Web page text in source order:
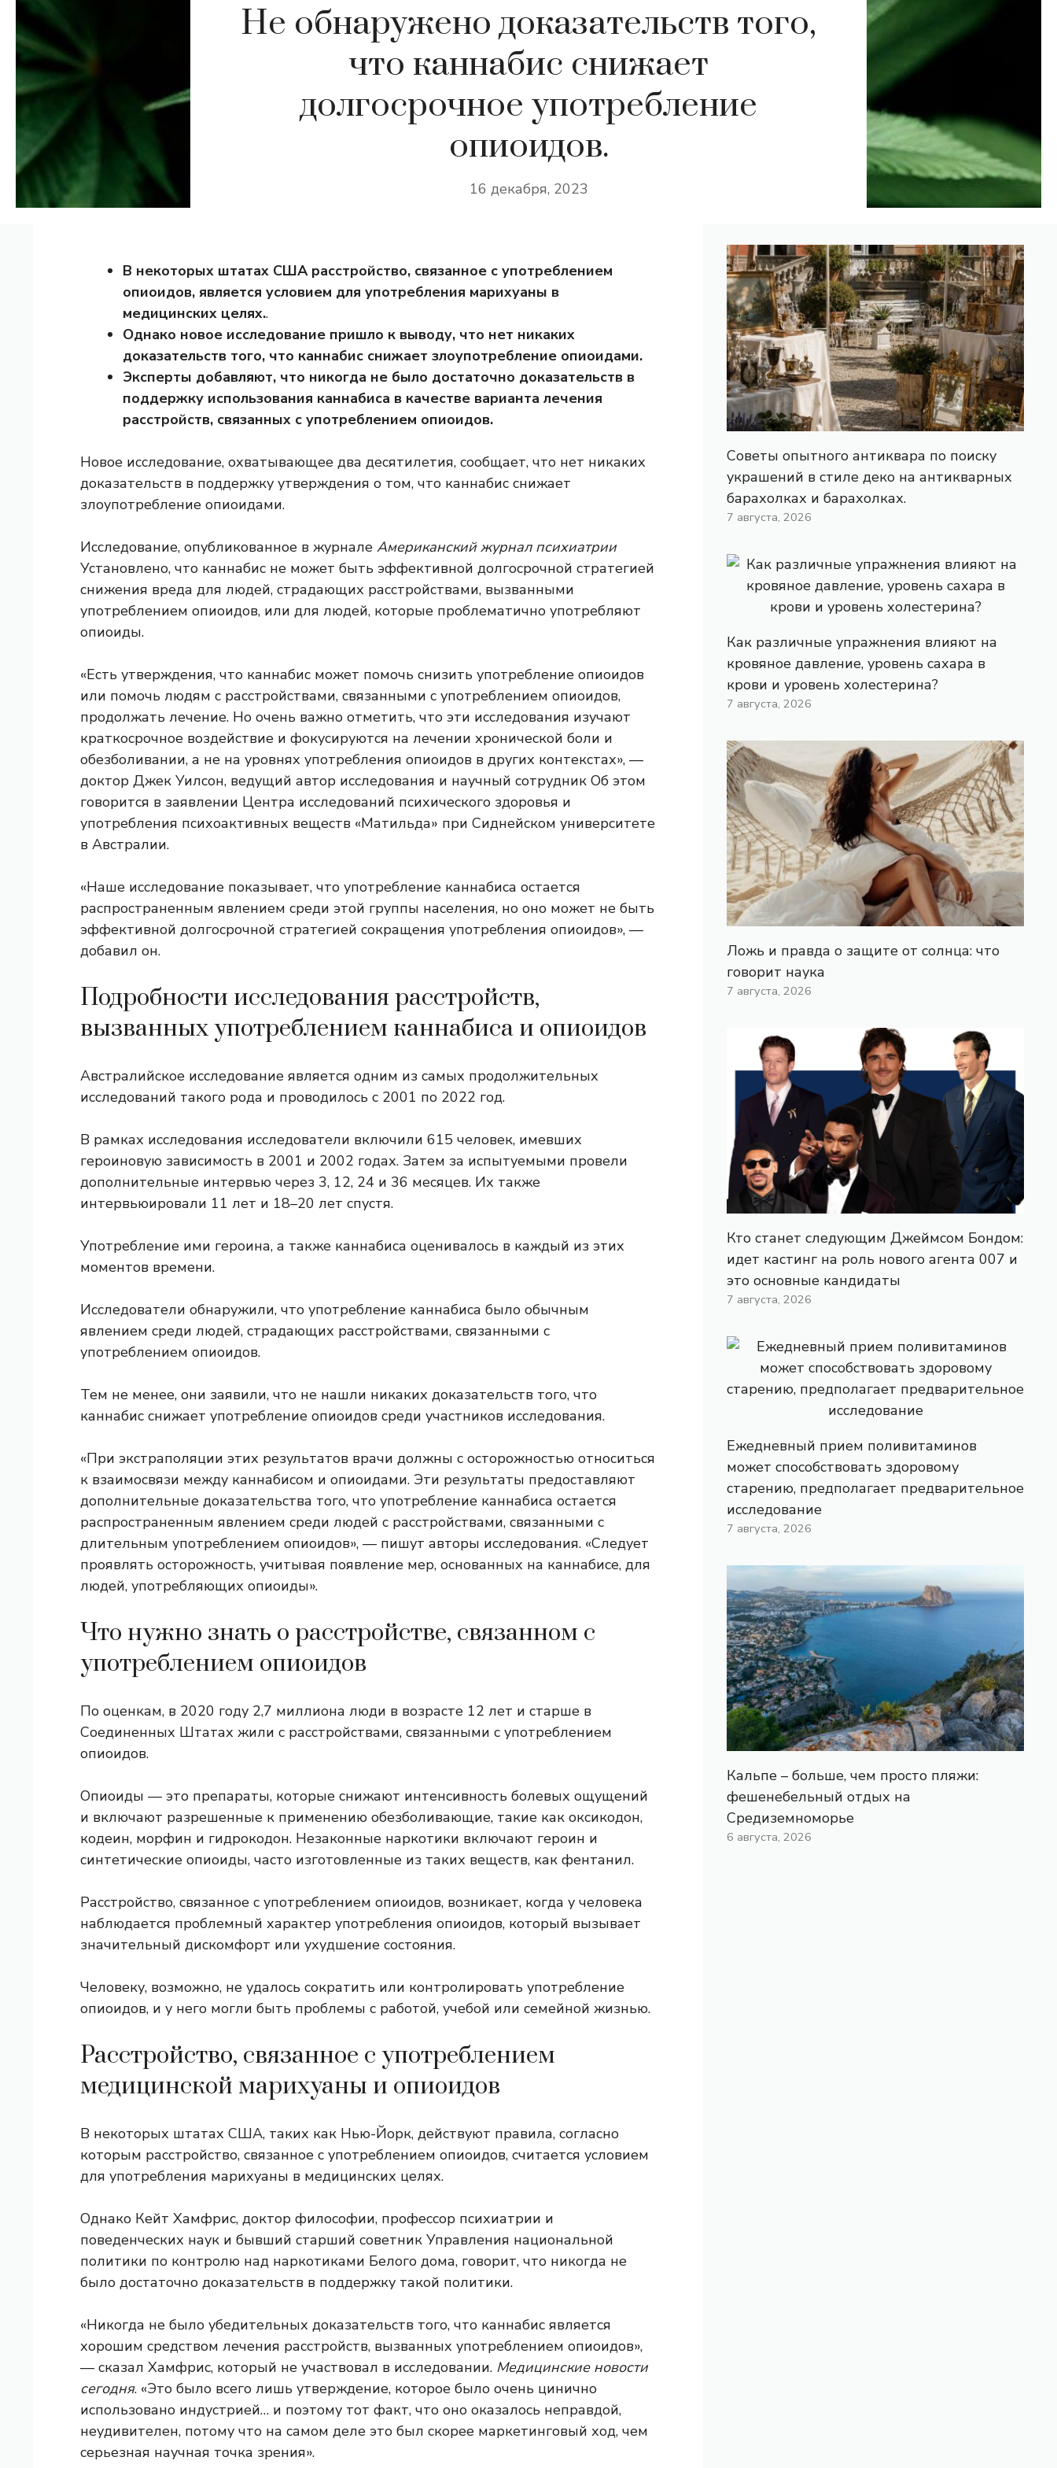
Не обнаружено доказательств того,
что каннабис снижает
долгосрочное употребление
опиоидов.
16 декабря, 2023
В некоторых штатах США расстройство, связанное с употреблением
опиоидов, является условием для употребления марихуаны в
медицинских целях..
Однако новое исследование пришло к выводу, что нет никаких
доказательств того, что каннабис снижает злоупотребление опиоидами.
Эксперты добавляют, что никогда не было достаточно доказательств в
поддержку использования каннабиса в качестве варианта лечения
расстройств, связанных с употреблением опиоидов.
Новое исследование, охватывающее два десятилетия, сообщает, что нет никаких
доказательств в поддержку утверждения о том, что каннабис снижает
злоупотребление опиоидами.
Исследование, опубликованное в журнале Американский журнал психиатрии
Установлено, что каннабис не может быть эффективной долгосрочной стратегией
снижения вреда для людей, страдающих расстройствами, вызванными
употреблением опиоидов, или для людей, которые проблематично употребляют
опиоиды.
«Есть утверждения, что каннабис может помочь снизить употребление опиоидов
или помочь людям с расстройствами, связанными с употреблением опиоидов,
продолжать лечение. Но очень важно отметить, что эти исследования изучают
краткосрочное воздействие и фокусируются на лечении хронической боли и
обезболивании, а не на уровнях употребления опиоидов в других контекстах», —
доктор Джек Уилсон, ведущий автор исследования и научный сотрудник Об этом
говорится в заявлении Центра исследований психического здоровья и
употребления психоактивных веществ «Матильда» при Сиднейском университете
в Австралии.
«Наше исследование показывает, что употребление каннабиса остается
распространенным явлением среди этой группы населения, но оно может не быть
эффективной долгосрочной стратегией сокращения употребления опиоидов», —
добавил он.
Подробности исследования расстройств,
вызванных употреблением каннабиса и опиоидов
Австралийское исследование является одним из самых продолжительных
исследований такого рода и проводилось с 2001 по 2022 год.
В рамках исследования исследователи включили 615 человек, имевших
героиновую зависимость в 2001 и 2002 годах. Затем за испытуемыми провели
дополнительные интервью через 3, 12, 24 и 36 месяцев. Их также
интервьюировали 11 лет и 18–20 лет спустя.
Употребление ими героина, а также каннабиса оценивалось в каждый из этих
моментов времени.
Исследователи обнаружили, что употребление каннабиса было обычным
явлением среди людей, страдающих расстройствами, связанными с
употреблением опиоидов.
Тем не менее, они заявили, что не нашли никаких доказательств того, что
каннабис снижает употребление опиоидов среди участников исследования.
«При экстраполяции этих результатов врачи должны с осторожностью относиться
к взаимосвязи между каннабисом и опиоидами. Эти результаты предоставляют
дополнительные доказательства того, что употребление каннабиса остается
распространенным явлением среди людей с расстройствами, связанными с
длительным употреблением опиоидов», — пишут авторы исследования. «Следует
проявлять осторожность, учитывая появление мер, основанных на каннабисе, для
людей, употребляющих опиоиды».
Что нужно знать о расстройстве, связанном с
употреблением опиоидов
По оценкам, в 2020 году 2,7 миллиона люди в возрасте 12 лет и старше в
Соединенных Штатах жили с расстройствами, связанными с употреблением
опиоидов.
Опиоиды — это препараты, которые снижают интенсивность болевых ощущений
и включают разрешенные к применению обезболивающие, такие как оксикодон,
кодеин, морфин и гидрокодон. Незаконные наркотики включают героин и
синтетические опиоиды, часто изготовленные из таких веществ, как фентанил.
Расстройство, связанное с употреблением опиоидов, возникает, когда у человека
наблюдается проблемный характер употребления опиоидов, который вызывает
значительный дискомфорт или ухудшение состояния.
Человеку, возможно, не удалось сократить или контролировать употребление
опиоидов, и у него могли быть проблемы с работой, учебой или семейной жизнью.
Расстройство, связанное с употреблением
медицинской марихуаны и опиоидов
В некоторых штатах США, таких как Нью-Йорк, действуют правила, согласно
которым расстройство, связанное с употреблением опиоидов, считается условием
для употребления марихуаны в медицинских целях.
Однако Кейт Хамфрис, доктор философии, профессор психиатрии и
поведенческих наук и бывший старший советник Управления национальной
политики по контролю над наркотиками Белого дома, говорит, что никогда не
было достаточно доказательств в поддержку такой политики.
«Никогда не было убедительных доказательств того, что каннабис является
хорошим средством лечения расстройств, вызванных употреблением опиоидов»,
— сказал Хамфрис, который не участвовал в исследовании. Медицинские новости
сегодня. «Это было всего лишь утверждение, которое было очень цинично
использовано индустрией… и поэтому тот факт, что оно оказалось неправдой,
неудивителен, потому что на самом деле это был скорее маркетинговый ход, чем
серьезная научная точка зрения».
Советы опытного антиквара по поиску
украшений в стиле деко на антикварных
барахолках и барахолках.
7 августа, 2026
Как различные упражнения влияют на
кровяное давление, уровень сахара в
крови и уровень холестерина?
7 августа, 2026
Ложь и правда о защите от солнца: что
говорит наука
7 августа, 2026
Кто станет следующим Джеймсом Бондом:
идет кастинг на роль нового агента 007 и
это основные кандидаты
7 августа, 2026
Ежедневный прием поливитаминов
может способствовать здоровому
старению, предполагает предварительное
исследование
7 августа, 2026
Кальпе – больше, чем просто пляжи:
фешенебельный отдых на
Средиземноморье
6 августа, 2026